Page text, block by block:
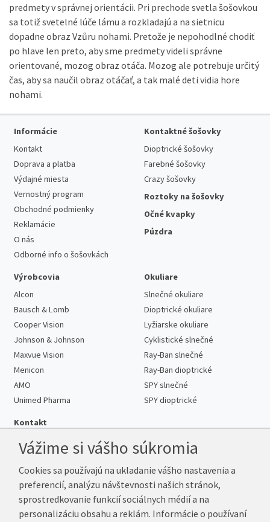
predmety v správnej orientácii. Pri prechode svetla šošovkou
sa totiž svetelné lúče lámu a rozkladajú a na sietnicu
dopadne obraz Vzůru nohami. Pretože je nepohodlné chodiť
po hlave len preto, aby sme predmety videli správne
orientované, mozog obraz otáča. Mozog ale potrebuje určitý
čas, aby sa naučil obraz otáčať, a tak malé deti vidia hore
nohami.
Informácie
Kontakt
Doprava a platba
Výdajné miesta
Vernostný program
Obchodné podmienky
Reklamácie
O nás
Odborné info o šošovkách
Kontaktné šošovky
Dioptrické šošovky
Farebné šošovky
Crazy šošovky
Roztoky na šošovky
Očné kvapky
Púzdra
Výrobcovia
Alcon
Bausch & Lomb
Cooper Vision
Johnson & Johnson
Maxvue Vision
Menicon
AMO
Unimed Pharma
Okuliare
Slnečné okuliare
Dioptrické okuliare
Lyžiarske okuliare
Cyklistické slnečné
Ray-Ban slnečné
Ray-Ban dioptrické
SPY slnečné
SPY dioptrické
Kontakt
Telefón:+421 222 205 863
E-mail:info@kup-sosovky.sk
Reklamačná adresa
Vážime si vášho súkromia
Cookies sa používajú na ukladanie vášho nastavenia a
preferencií, analýzu návštevnosti našich stránok,
sprostredkovanie funkcií sociálnych médií a na
personalizáciu obsahu a reklám. Informácie o používaní